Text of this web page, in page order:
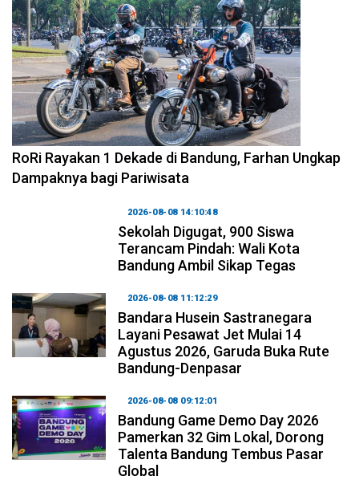
2026-08-09 09:55:44
RoRi Rayakan 1 Dekade di Bandung, Farhan Ungkap
Dampaknya bagi Pariwisata
2026-08-08 14:10:48
Sekolah Digugat, 900 Siswa
Terancam Pindah: Wali Kota
Bandung Ambil Sikap Tegas
2026-08-08 11:12:29
Bandara Husein Sastranegara
Layani Pesawat Jet Mulai 14
Agustus 2026, Garuda Buka Rute
Bandung-Denpasar
2026-08-08 09:12:01
Bandung Game Demo Day 2026
Pamerkan 32 Gim Lokal, Dorong
Talenta Bandung Tembus Pasar
Global